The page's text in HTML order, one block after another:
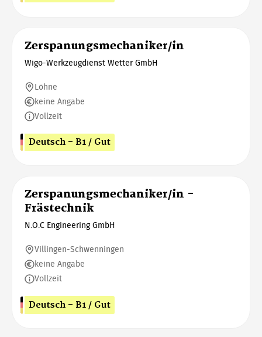
Zerspanungsmechaniker/in
Wigo-Werkzeugdienst Wetter GmbH
Löhne
keine Angabe
Vollzeit
Deutsch - B1 / Gut
Zerspanungsmechaniker/in -
Frästechnik
N.O.C Engineering GmbH
Villingen-Schwenningen
keine Angabe
Vollzeit
Deutsch - B1 / Gut